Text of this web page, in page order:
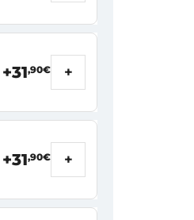
+31,90€ +
+31,90€ +